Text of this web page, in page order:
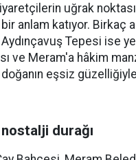
uğrak noktası
anlam katıyor. Birkaç
Tepesi ise
ve Meram'a hâkim
eşsiz güzelliğiyle
durağı